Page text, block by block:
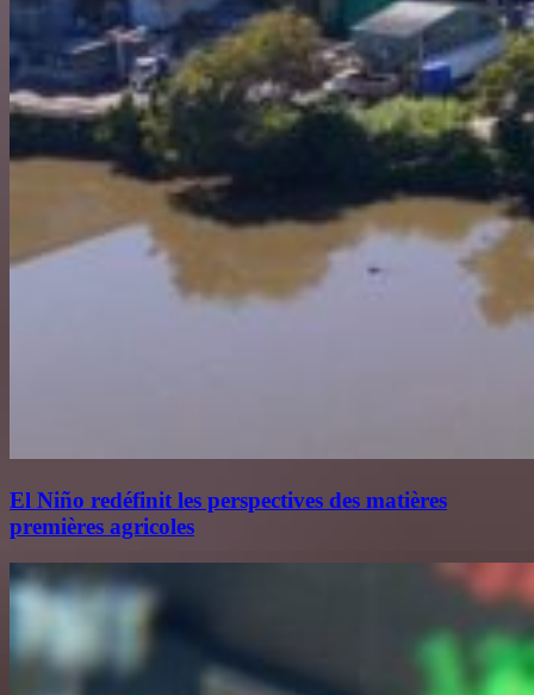
El Niño redéfinit les perspectives des matières
premières agricoles